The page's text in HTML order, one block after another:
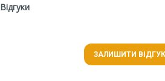
Відгуки
ЗАЛИШИТИ ВІДГУК